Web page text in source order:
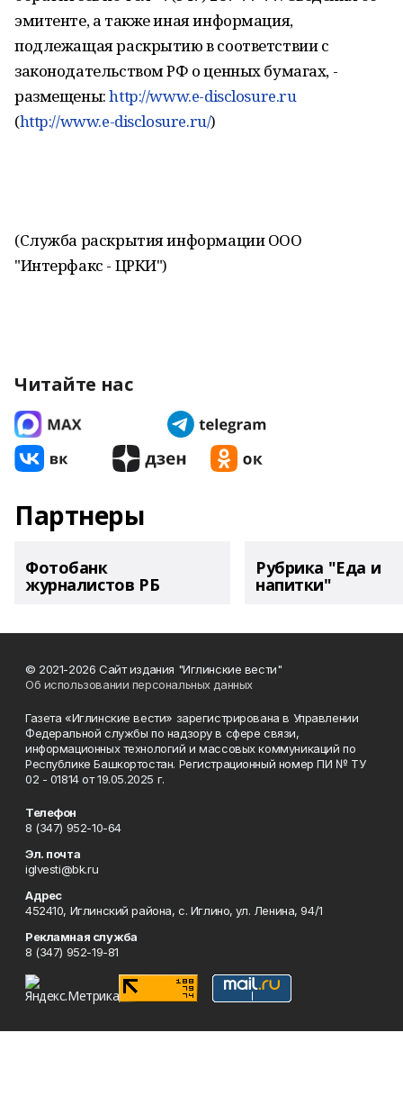
эмитенте, а также иная информация,
подлежащая раскрытию в соответствии с
законодательством РФ о ценных бумагах, -
размещены:http://www.e-disclosure.ru
(http://www.e-disclosure.ru/)
(Служба раскрытия информации ООО
"Интерфакс - ЦРКИ")
Читайте нас
Партнеры
Фотобанк
журналистов РБ
Рубрика "Еда и
напитки"
© 2021-2026 Сайт издания "Иглинские вести"
Об использовании персональных данных
Газета «Иглинские вести» зарегистрирована в Управлении
Федеральной службы по надзору в сфере связи,
информационных технологий и массовых коммуникаций по
Республике Башкортостан. Регистрационный номер ПИ № ТУ
02 - 01814 от 19.05.2025 г.
Телефон
8 (347) 952-10-64
Эл. почта
iglvesti@bk.ru
Адрес
452410, Иглинский района, с. Иглино, ул. Ленина, 94/1
Рекламная служба
8 (347) 952-19-81